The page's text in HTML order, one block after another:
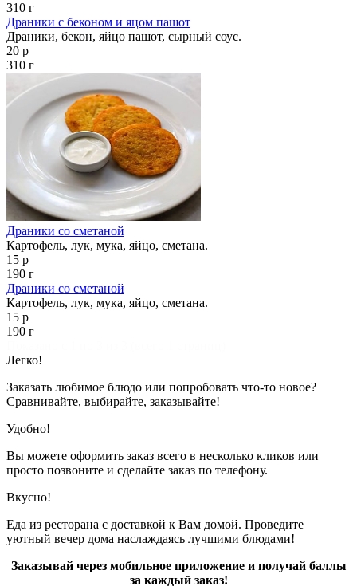
310 г
Драники с беконом и яцом пашот
Драники, бекон, яйцо пашот, сырный соус.
20 р
310 г
Драники со сметаной
Картофель, лук, мука, яйцо, сметана.
15 р
190 г
Драники со сметаной
Картофель, лук, мука, яйцо, сметана.
15 р
190 г
Легко!
Заказать любимое блюдо или попробовать что-то новое?
Сравнивайте, выбирайте, заказывайте!
Удобно!
Вы можете оформить заказ всего в несколько кликов или
просто позвоните и сделайте заказ по телефону.
Вкусно!
Еда из ресторана с доставкой к Вам домой. Проведите
уютный вечер дома наслаждаясь лучшими блюдами!
Заказывай через мобильное приложение и получай баллы
за каждый заказ!